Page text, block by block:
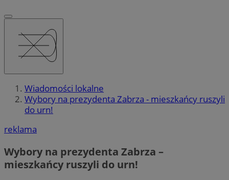
Wiadomości lokalne
Wybory na prezydenta Zabrza - mieszkańcy ruszyli
do urn!
reklama
Wybory na prezydenta Zabrza –
mieszkańcy ruszyli do urn!